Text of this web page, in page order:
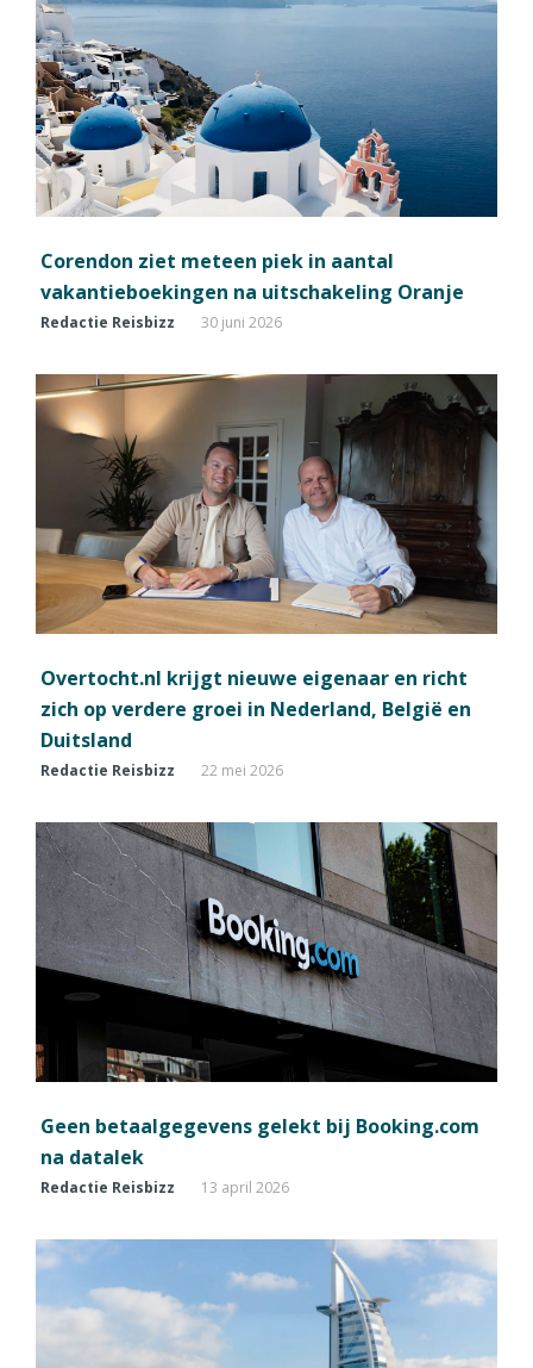
Corendon ziet meteen piek in aantal
vakantieboekingen na uitschakeling Oranje
Redactie Reisbizz 30 juni 2026
Overtocht.nl krijgt nieuwe eigenaar en richt
zich op verdere groei in Nederland, België en
Duitsland
Redactie Reisbizz 22 mei 2026
Geen betaalgegevens gelekt bij Booking.com
na datalek
Redactie Reisbizz 13 april 2026